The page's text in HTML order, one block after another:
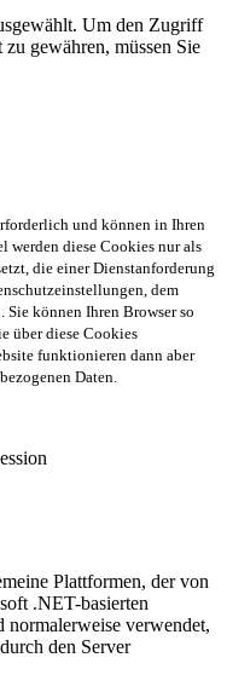
Um den Zugriff
gewähren, müssen Sie
und können in Ihren
werden diese Cookies nur als
die einer Dienstanforderung
dem
können Ihren Browser so
über diese Cookies
funktionieren dann aber
Daten.
Plattformen, der von
.NET-basierten
normalerweise verwendet,
den Server